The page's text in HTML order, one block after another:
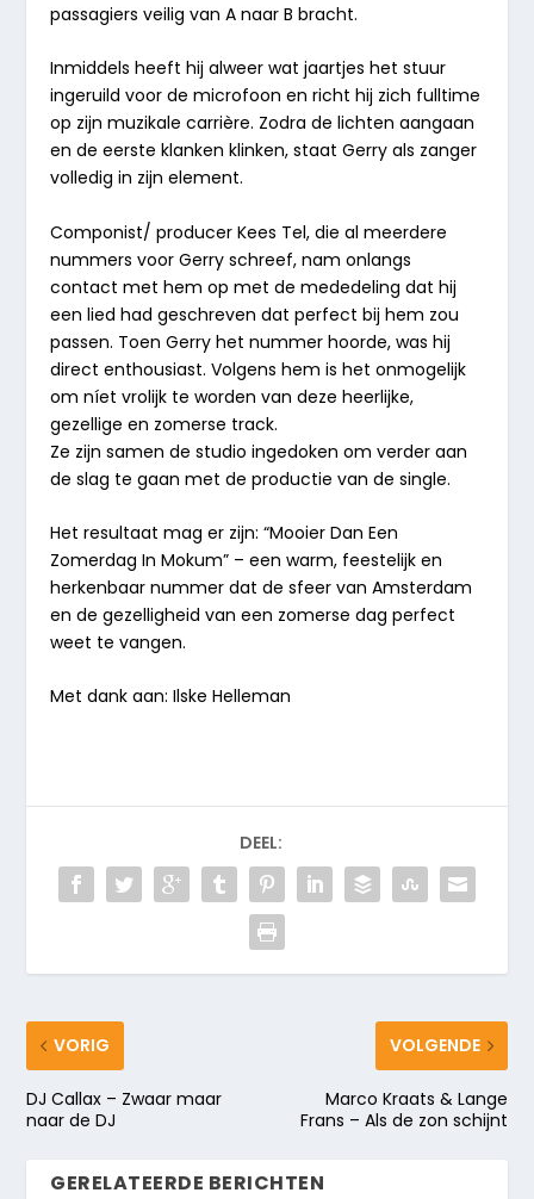
passagiers veilig van A naar B bracht.
Inmiddels heeft hij alweer wat jaartjes het stuur
ingeruild voor de microfoon en richt hij zich fulltime
op zijn muzikale carrière. Zodra de lichten aangaan
en de eerste klanken klinken, staat Gerry als zanger
volledig in zijn element.
Componist/ producer Kees Tel, die al meerdere
nummers voor Gerry schreef, nam onlangs
contact met hem op met de mededeling dat hij
een lied had geschreven dat perfect bij hem zou
passen. Toen Gerry het nummer hoorde, was hij
direct enthousiast. Volgens hem is het onmogelijk
om níet vrolijk te worden van deze heerlijke,
gezellige en zomerse track.
Ze zijn samen de studio ingedoken om verder aan
de slag te gaan met de productie van de single.
Het resultaat mag er zijn: “Mooier Dan Een
Zomerdag In Mokum” – een warm, feestelijk en
herkenbaar nummer dat de sfeer van Amsterdam
en de gezelligheid van een zomerse dag perfect
weet te vangen.
Met dank aan: Ilske Helleman
DEEL:
VORIG
DJ Callax – Zwaar maar
naar de DJ
VOLGENDE
Marco Kraats & Lange
Frans – Als de zon schijnt
GERELATEERDE BERICHTEN